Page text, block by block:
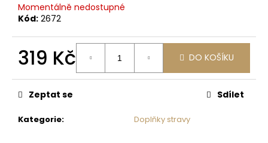
Momentálně nedostupné
Kód: 2672
319 Kč
cena:
DO KOŠÍKU
Kategorie: Doplňky stravy
Zeptat se Sdílet
o
p
o
u
č
u
e